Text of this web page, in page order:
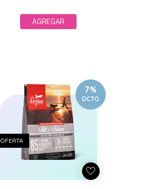
AGREGAR
7%
DCTO
.
OFERTA